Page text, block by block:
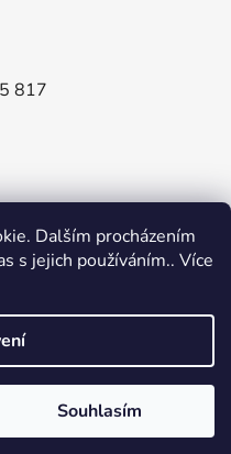
Dalším procházením
s jejich používáním.. Více
Souhlasím
817
. Všechna práva
cookies